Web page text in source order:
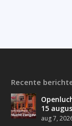
Recente
15
aug 7,